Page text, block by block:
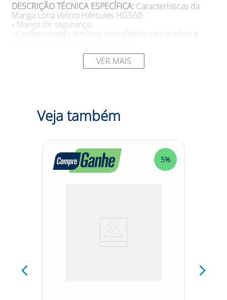
DESCRIÇÃO TÉCNICA ESPECÍFICA: Características da
Manga Lona Velcro Hércules HG550:
• Manga de segurança;
• Confeccionada em lona com elástico nos punhos e
• Atende a norma ISO 11611:2007.
SUGESTÕES DE USOAplicações da Manga Lona Velcro
provenientes de operações de soldagem e processos
similares.
Modelo: HG55003
Marca: Hercules
DESCRIÇÃO CATEGORIA:Você trabalha em um
acidentes. E é aí que entra a Manga Lona Velcro
Hércules HG550, uma opção confiável e durável para
garantir a sua segurança no trabalho. A Manga Lona
Velcro Hércules HG550 possui diversos diferenciais que
em lona, ela é resistente a agentes abrasivos e
VER MAIS
Veja também
5%